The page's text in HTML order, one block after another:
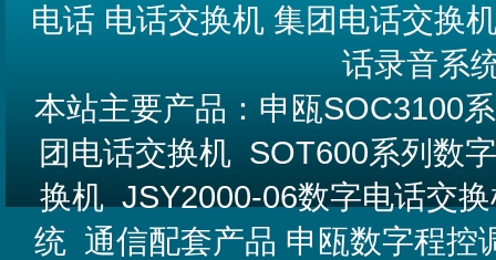
电话 电话交换机 集团电话交换
话录音系
本站主要产品： 申瓯SOC3100
团电话交换机 SOT600系列数
换机 JSY2000-06数字电话交
统 通信配套产品 申瓯数字程控